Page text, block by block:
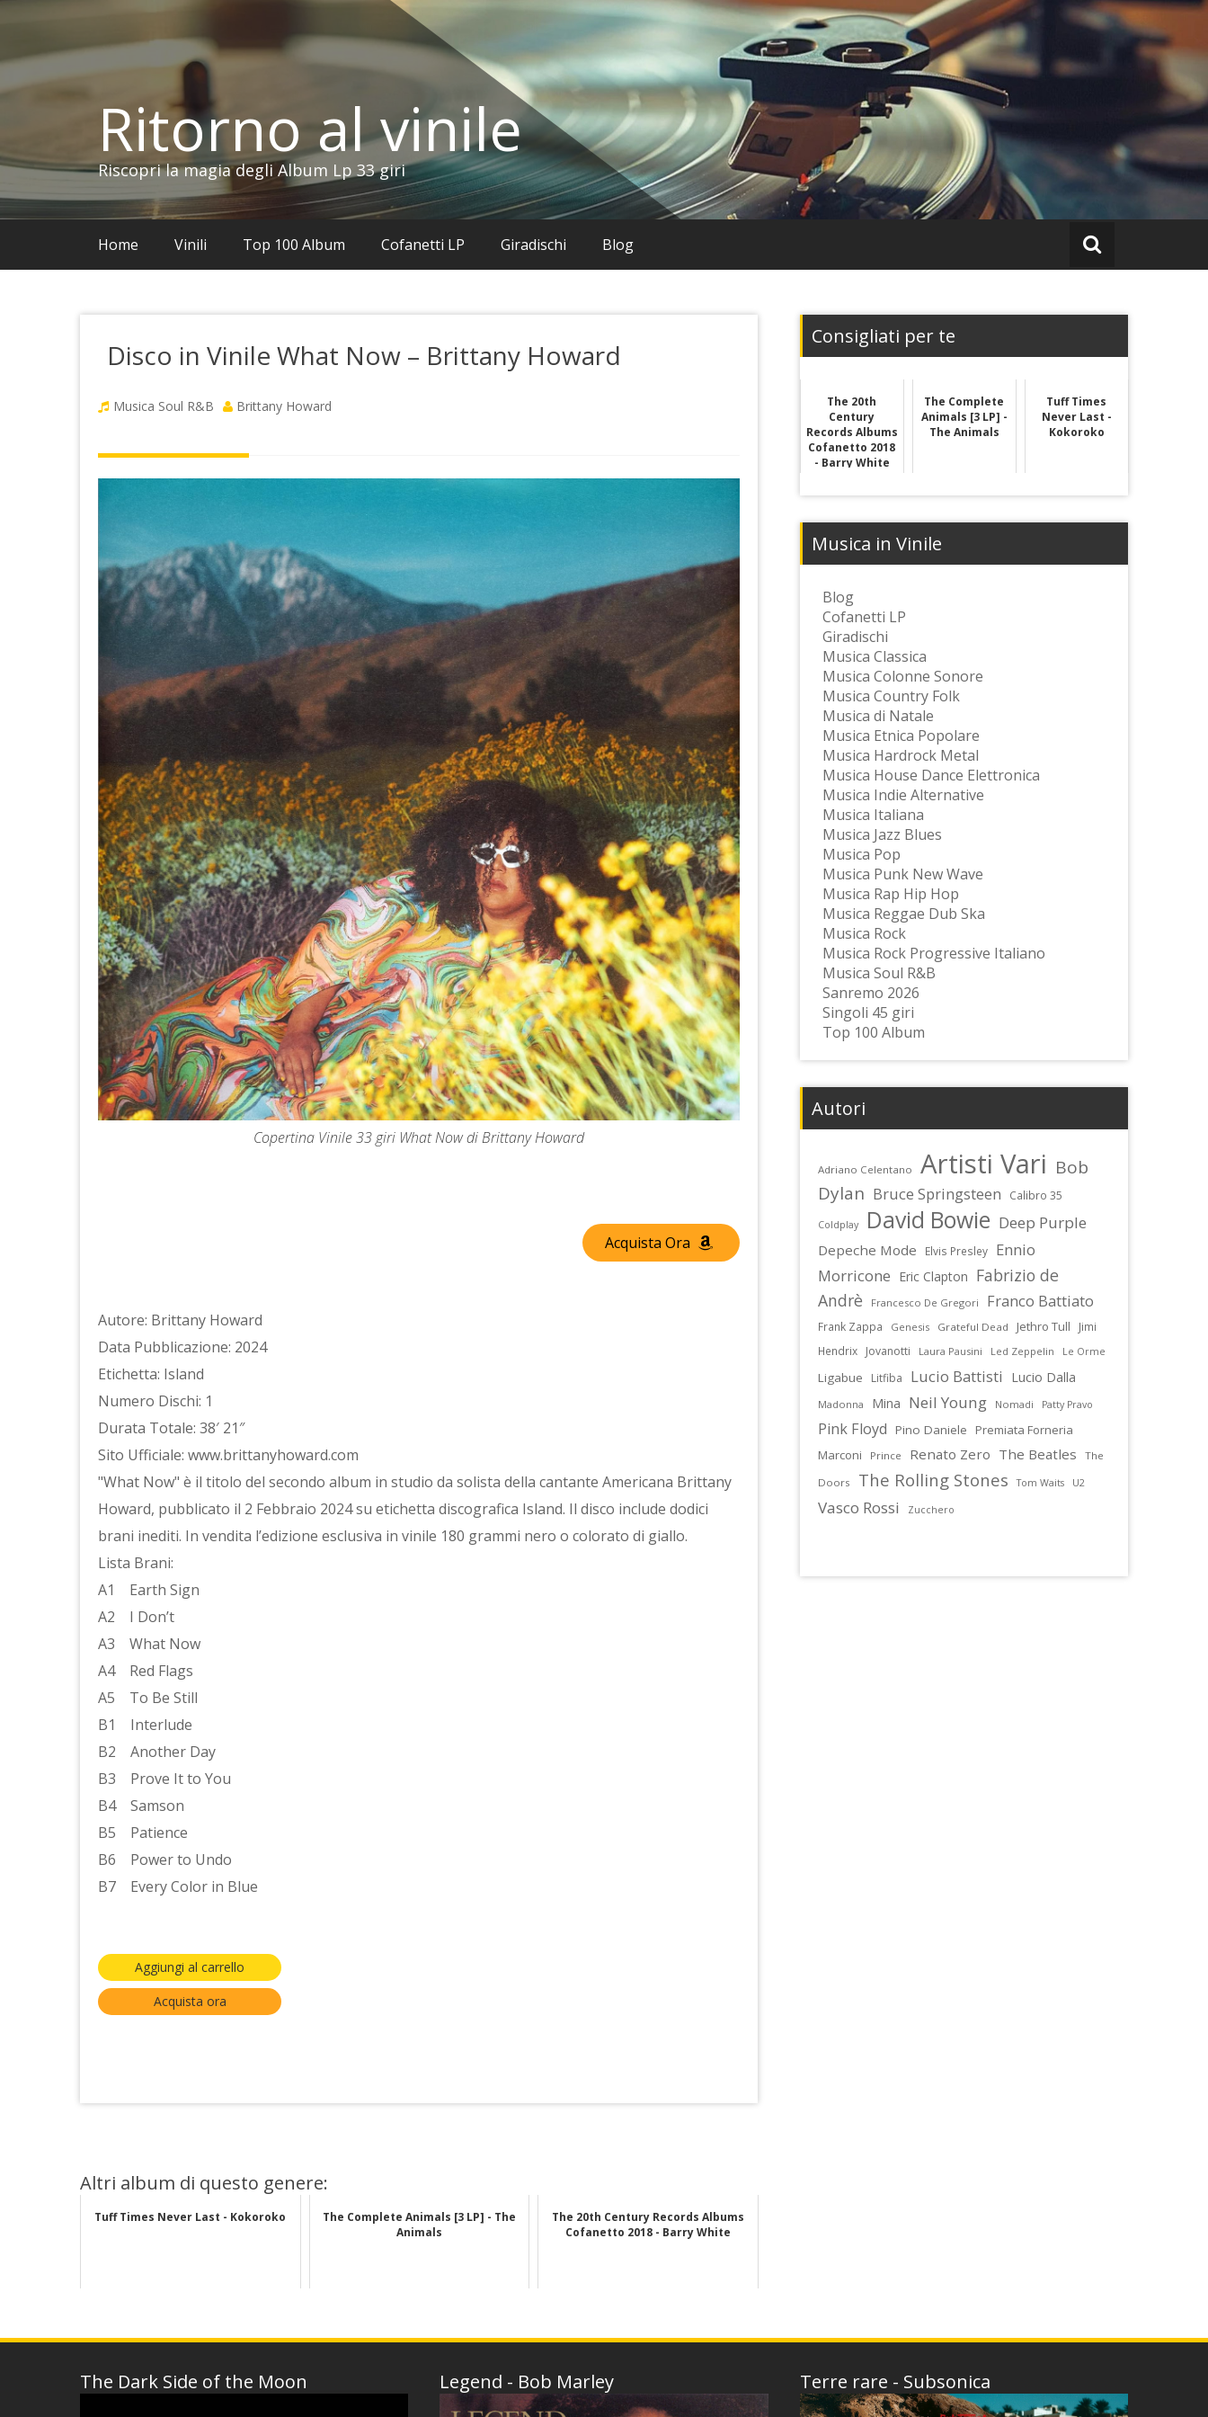
contenuto
Ritorno al vinile
Riscopri la magia degli Album Lp 33 giri
Home Vinili Top 100 Album Cofanetti LP Giradischi Blog
Disco in Vinile What Now – Brittany Howard
Musica Soul R&B Brittany Howard
Copertina Vinile 33 giri What Now di Brittany Howard
Acquista Ora
Autore: Brittany Howard
Data Pubblicazione: 2024
Etichetta: Island
Numero Dischi: 1
Durata Totale: 38′ 21″
Sito Ufficiale: www.brittanyhoward.com
"What Now" è il titolo del secondo album in studio da solista della cantante Americana Brittany
Howard, pubblicato il 2 Febbraio 2024 su etichetta discografica Island. Il disco include dodici
brani inediti. In vendita l’edizione esclusiva in vinile 180 grammi nero o colorato di giallo.
Lista Brani:
A1 Earth Sign
A2 I Don’t
A3 What Now
A4 Red Flags
A5 To Be Still
B1 Interlude
B2 Another Day
B3 Prove It to You
B4 Samson
B5 Patience
B6 Power to Undo
B7 Every Color in Blue
Aggiungi al carrello
Acquista ora
Altri album di questo genere:
Tuff Times Never Last - Kokoroko
The Complete Animals [3 LP] - The
Animals
The 20th Century Records Albums
Cofanetto 2018 - Barry White
Consigliati per te
The 20th
Century
Records Albums
Cofanetto 2018
- Barry White
The Complete
Animals [3 LP] -
The Animals
Tuff Times
Never Last -
Kokoroko
Musica in Vinile
Blog
Cofanetti LP
Giradischi
Musica Classica
Musica Colonne Sonore
Musica Country Folk
Musica di Natale
Musica Etnica Popolare
Musica Hardrock Metal
Musica House Dance Elettronica
Musica Indie Alternative
Musica Italiana
Musica Jazz Blues
Musica Pop
Musica Punk New Wave
Musica Rap Hip Hop
Musica Reggae Dub Ska
Musica Rock
Musica Rock Progressive Italiano
Musica Soul R&B
Sanremo 2026
Singoli 45 giri
Top 100 Album
Autori
Adriano Celentano Artisti Vari Bob
Dylan Bruce Springsteen Calibro 35
Coldplay David Bowie Deep Purple
Depeche Mode Elvis Presley
Ennio
Morricone Eric Clapton Fabrizio de
Andrè
Francesco De Gregori Franco Battiato
Frank Zappa Genesis Grateful Dead Jethro Tull
Jimi
Hendrix
Jovanotti Laura Pausini Led Zeppelin Le Orme
Ligabue Litfiba Lucio Battisti Lucio Dalla
Madonna Mina Neil Young Nomadi Patty Pravo
Pink Floyd Pino Daniele
Premiata Forneria
Marconi
Prince Renato Zero The Beatles
The
Doors
The Rolling Stones Tom Waits U2
Vasco Rossi Zucchero
The Dark Side of the Moon Legend - Bob Marley Terre rare - Subsonica